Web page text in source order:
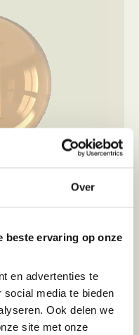
Over
beste ervaring op onze
en advertenties te
media te bieden
Ook delen we
site met onze
- 470 Lumen